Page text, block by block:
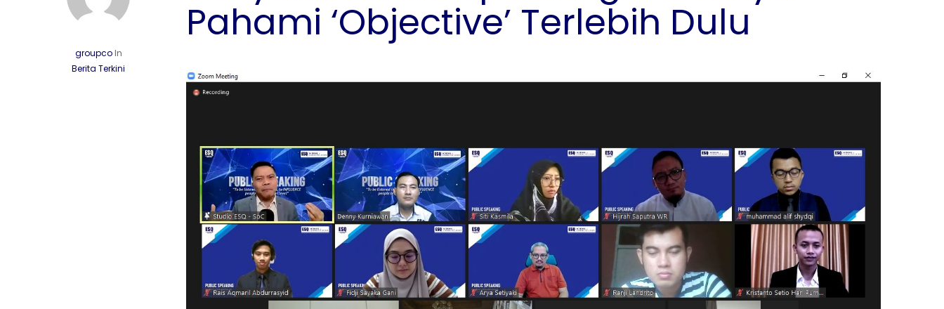
groupco In
Berita Terkini
Pahami ‘Objective’ Terlebih Dulu